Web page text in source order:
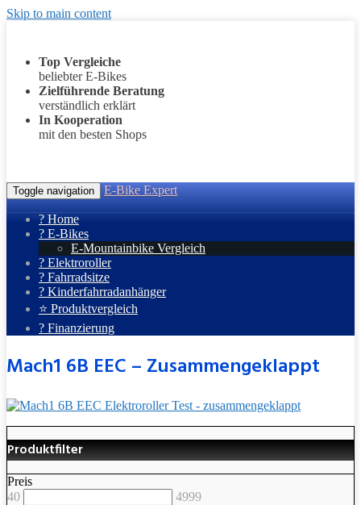
Skip to main content
Top Vergleiche
beliebter E-Bikes
Zielführende Beratung
verständlich erklärt
In Kooperation
mit den besten Shops
Toggle navigation E-Bike Expert
? Home
? E-Bikes
E-Mountainbike Vergleich
? Elektroroller
? Fahrradsitze
? Kinderfahrradanhänger
⭐ Produktvergleich
? Finanzierung
Mach1 6B EEC – Zusammengeklappt
Produktfilter
Preis
40
4999